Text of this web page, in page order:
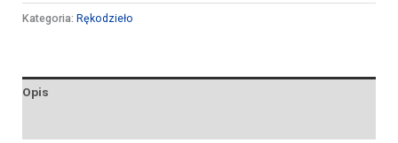
Kategoria: Rękodzieło
Opis